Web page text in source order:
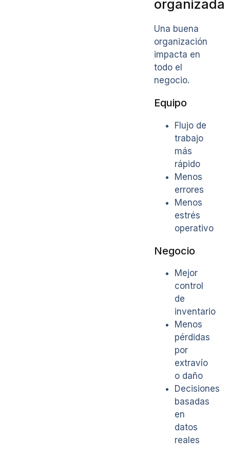
organizada
Una buena
organización
impacta en
todo el
negocio.
Equipo
Flujo de
trabajo
más
rápido
Menos
errores
Menos
estrés
operativo
Negocio
Mejor
control
de
inventario
Menos
pérdidas
por
extravío
o daño
Decisiones
basadas
en
datos
reales